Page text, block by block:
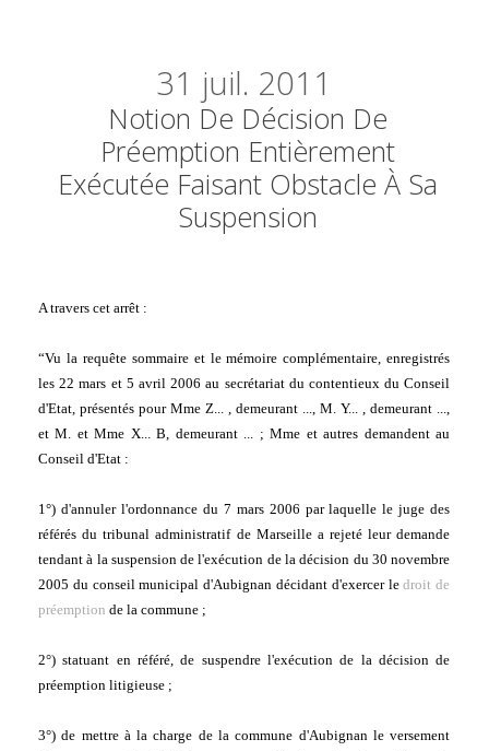
31 juil. 2011
Notion De Décision De
Préemption Entièrement
Exécutée Faisant Obstacle À Sa
Suspension
A travers cet arrêt :
“Vu la requête sommaire et le mémoire complémentaire, enregistrés
les 22 mars et 5 avril 2006 au secrétariat du contentieux du Conseil
d'Etat, présentés pour Mme Z... , demeurant ..., M. Y... , demeurant ...,
et M. et Mme X... B, demeurant ... ; Mme et autres demandent au
Conseil d'Etat :
1°) d'annuler l'ordonnance du 7 mars 2006 par laquelle le juge des
référés du tribunal administratif de Marseille a rejeté leur demande
tendant à la suspension de l'exécution de la décision du 30 novembre
2005 du conseil municipal d'Aubignan décidant d'exercer le droit de
préemption de la commune ;
2°) statuant en référé, de suspendre l'exécution de la décision de
préemption litigieuse ;
3°) de mettre à la charge de la commune d'Aubignan le versement